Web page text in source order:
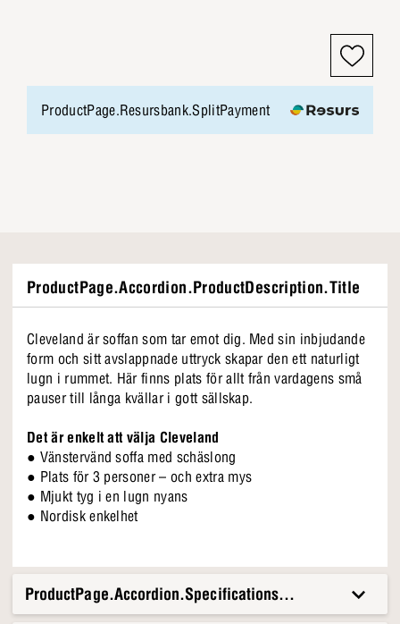
ProductPage.Resursbank.SplitPayment
ProductPage.Accordion.ProductDescription.Title
Cleveland är soffan som tar emot dig. Med sin inbjudande
form och sitt avslappnade uttryck skapar den ett naturligt
lugn i rummet. Här finns plats för allt från vardagens små
pauser till långa kvällar i gott sällskap.
Det är enkelt att välja Cleveland
● Vänstervänd soffa med schäslong
● Plats för 3 personer – och extra mys
● Mjukt tyg i en lugn nyans
● Nordisk enkelhet
ProductPage.Accordion.Specifications.Title